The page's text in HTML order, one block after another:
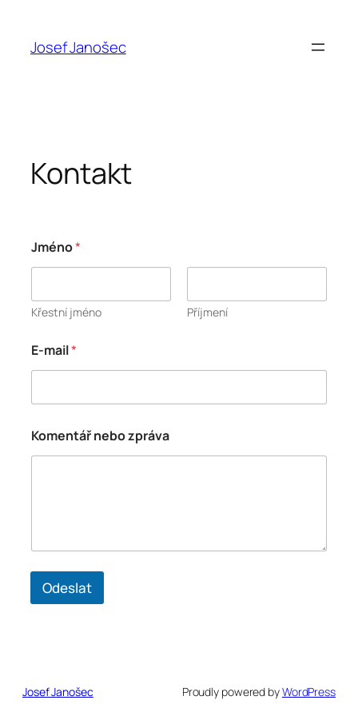
obsahJosef Janošec
Kontakt
*
E
m
a
l
Jméno*
Křestní jméno Příjmení
E-mail*
Komentář nebo zpráva
Odeslat
Josef Janošec Proudly powered byWordPress